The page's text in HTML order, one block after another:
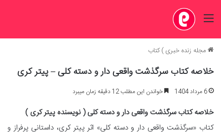
منو
مجله زنده خبری)کتاب
خلاصه کتاب سرگذشت واقعی دار و دسته کلی – پیتر کری
6 مرداد 1404 خواندن این مطلب 12 دقیقه زمان میبرد
خلاصه کتاب سرگذشت واقعی دار و دسته کلی ( نویسنده پیتر کری )
کتاب «سرگذشت واقعی دار و دسته کلی» اثر پیتر کری، داستانی پرفراز و